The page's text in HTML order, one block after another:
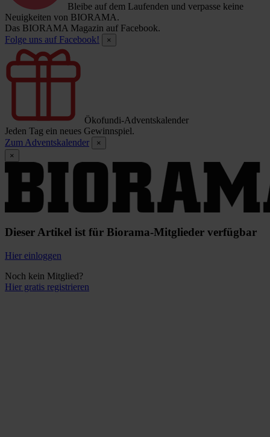
Bleibe auf dem Laufenden und verpasse keine
Neuigkeiten von BIORAMA.
Das BIORAMA Magazin auf Facebook.
Folge uns auf Facebook!
×
Ökofundi-Adventskalender
Jeden Tag ein neues Gewinnspiel.
Zum Adventskalender
×
×
Dieser Artikel ist für Biorama-Mitglieder verfügbar
Hier einloggen
Noch kein Mitglied?
Hier gratis registrieren